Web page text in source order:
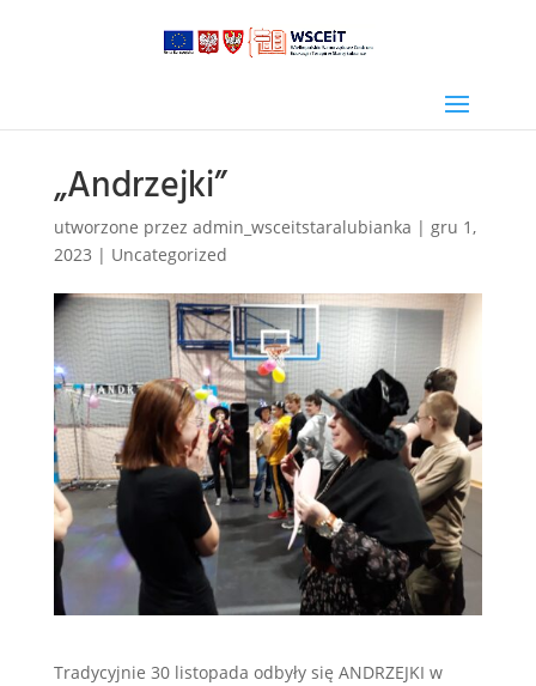
„Andrzejki”
utworzone przez admin_wsceitstaralubianka | gru 1,
2023 | Uncategorized
Tradycyjnie 30 listopada odbyły się ANDRZEJKI w